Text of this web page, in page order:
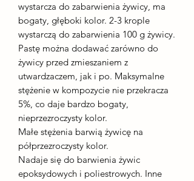
wystarcza do zabarwienia żywicy, ma
bogaty, głęboki kolor. 2-3 krople
wystarczą do zabarwienia 100 g żywicy.
Pastę można dodawać zarówno do
żywicy przed zmieszaniem z
utwardzaczem, jak i po. Maksymalne
stężenie w kompozycie nie przekracza
5%, co daje bardzo bogaty,
nieprzezroczysty kolor.
Małe stężenia barwią żywicę na
półprzezroczysty kolor.
Nadaje się do barwienia żywic
epoksydowych i poliestrowych. Inne